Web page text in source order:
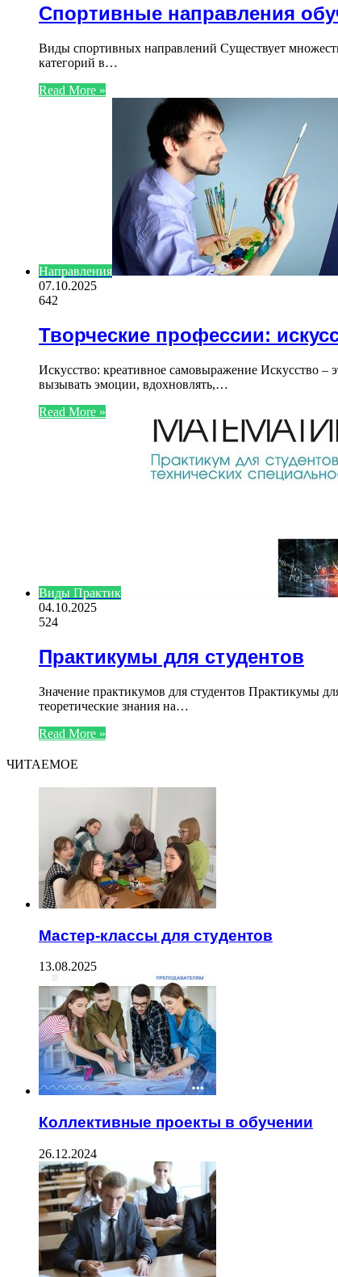
Спортивные направления
Виды спортивных направлений Существует
категорий в…
Read More »
Направления
07.10.2025
642
Творческие профессии:
Искусство: креативное самовыражение Искусство
вызывать эмоции, вдохновлять,…
Read More »
Виды Практик
04.10.2025
524
Практикумы для студентов
Значение практикумов для студентов Практикумы
теоретические знания на…
Read More »
ЧИТАЕМОЕ
Мастер-классы для студентов
13.08.2025
Коллективные проекты в обучении
26.12.2024